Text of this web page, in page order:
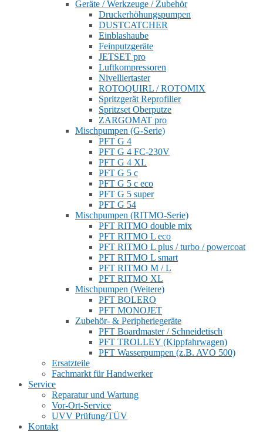
Geräte / Werkzeuge / Zubehör
Druckerhöhungspumpen
DUSTCATCHER
Einblashaube
Feinputzgeräte
JETSET pro
Luftkompressoren
Nivelliertaster
ROTOQUIRL / ROTOMIX
Spritzgerät Reprofilier
Spritzset Oberputze
ZARGOMAT pro
Mischpumpen (G-Serie)
PFT G 4
PFT G 4 FC-230V
PFT G 4 XL
PFT G 5 c
PFT G 5 c eco
PFT G 5 super
PFT G 54
Mischpumpen (RITMO-Serie)
PFT RITMO double mix
PFT RITMO L eco
PFT RITMO L plus / turbo / powercoat
PFT RITMO L smart
PFT RITMO M / L
PFT RITMO XL
Mischpumpen (Weitere)
PFT BOLERO
PFT MONOJET
Zubehör- & Peripheriegeräte
PFT Boardmaster / Schneidetisch
PFT TROLLEY (Kippfahrwagen)
PFT Wasserpumpen (z.B. AVO 500)
Ersatzteile
Fachmarkt für Handwerker
Service
Reparatur und Wartung
Vor-Ort-Service
UVV Prüfung/TÜV
Kontakt